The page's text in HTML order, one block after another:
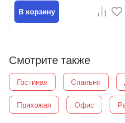
В корзину
Смотрите также
Гостиная Спальня
Прихожая Офис